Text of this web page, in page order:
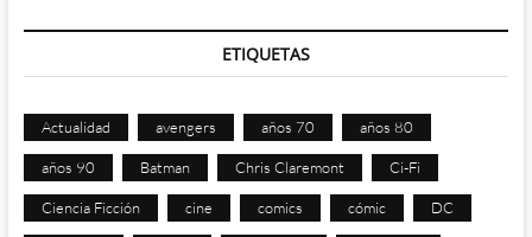
ETIQUETAS
Actualidad avengers años 70 años 80
años 90 Batman Chris Claremont Ci-Fi
Ciencia Ficción cine comics cómic DC